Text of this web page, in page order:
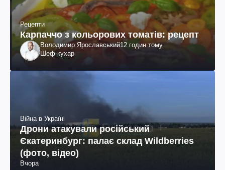
Рецепти
Карпаччо з кольорових томатів: рецепт
Володимир Ярославський12 годин тому
Шеф-кухар
Війна в Україні
Дрони атакували російський
Єкатеринбург: палає склад Wildberries
(фото, відео)
Вчора